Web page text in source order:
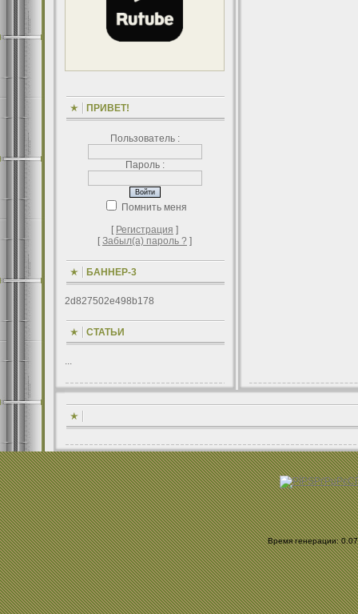
ПРИВЕТ!
Пользователь :
Пароль :
Помнить меня
[ Регистрация ]
[Забыл(а) пароль ? ]
БАННЕР-3
2d827502e498b178
СТАТЬИ
...
Время генерации: